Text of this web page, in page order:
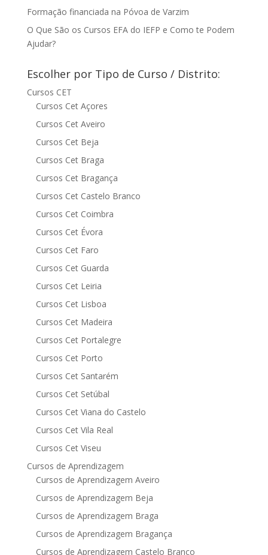
Formação financiada na Póvoa de Varzim
O Que São os Cursos EFA do IEFP e Como te Podem
Ajudar?
Escolher por Tipo de Curso / Distrito:
Cursos CET
Cursos Cet Açores
Cursos Cet Aveiro
Cursos Cet Beja
Cursos Cet Braga
Cursos Cet Bragança
Cursos Cet Castelo Branco
Cursos Cet Coimbra
Cursos Cet Évora
Cursos Cet Faro
Cursos Cet Guarda
Cursos Cet Leiria
Cursos Cet Lisboa
Cursos Cet Madeira
Cursos Cet Portalegre
Cursos Cet Porto
Cursos Cet Santarém
Cursos Cet Setúbal
Cursos Cet Viana do Castelo
Cursos Cet Vila Real
Cursos Cet Viseu
Cursos de Aprendizagem
Cursos de Aprendizagem Aveiro
Cursos de Aprendizagem Beja
Cursos de Aprendizagem Braga
Cursos de Aprendizagem Bragança
Cursos de Aprendizagem Castelo Branco